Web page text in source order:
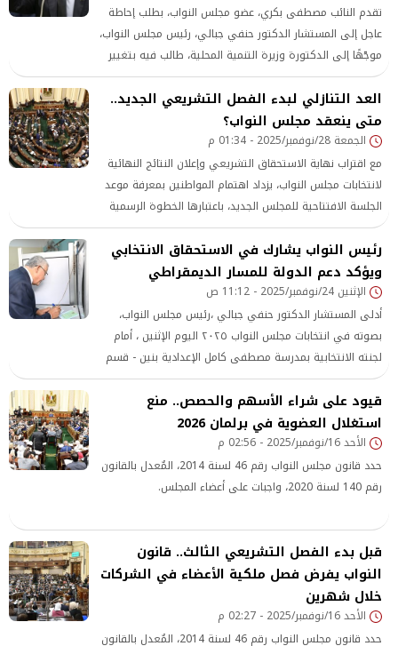
تقدم النائب مصطفى بكري، عضو مجلس النواب، بطلب إحاطة
عاجل إلى المستشار الدكتور حنفي جبالي، رئيس مجلس النواب،
موجّهًا إلى الدكتورة وزيرة التنمية المحلية، طالب فيه بتغيير
اسم «عيادة الكلاب بالتبين» إلى «عيادة الكلاب بالأوتوستراد».
العد التنازلي لبدء الفصل التشريعي الجديد..
متى ينعقد مجلس النواب؟
الجمعة 28/نوفمبر/2025 - 01:34 م
مع اقتراب نهاية الاستحقاق التشريعي وإعلان النتائج النهائية
لانتخابات مجلس النواب، يزداد اهتمام المواطنين بمعرفة موعد
الجلسة الافتتاحية للمجلس الجديد، باعتبارها الخطوة الرسمية
لاستكمال تشكيل السلطة التشريعية ومباشرة أعمالها في
إطارها الدستوري.
رئيس النواب يشارك في الاستحقاق الانتخابي
ويؤكد دعم الدولة للمسار الديمقراطي
الإثنين 24/نوفمبر/2025 - 11:12 ص
أدلى المستشار الدكتور حنفي جبالي ،رئيس مجلس النواب،
بصوته في انتخابات مجلس النواب ٢٠٢٥ اليوم الإثنين ، أمام
لجنته الانتخابية بمدرسة مصطفى كامل الإعدادية بنين - قسم
النزهة - محافظة القاهرة.
قيود على شراء الأسهم والحصص.. منع
استغلال العضوية في برلمان 2026
الأحد 16/نوفمبر/2025 - 02:56 م
حدد قانون مجلس النواب رقم 46 لسنة 2014، المٌعدل بالقانون
رقم 140 لسنة 2020، واجبات على أعضاء المجلس.
قبل بدء الفصل التشريعي الثالث.. قانون
النواب يفرض فصل ملكية الأعضاء في الشركات
خلال شهرين
الأحد 16/نوفمبر/2025 - 02:27 م
حدد قانون مجلس النواب رقم 46 لسنة 2014، المٌعدل بالقانون